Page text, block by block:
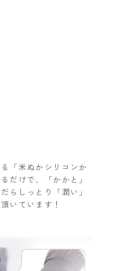
「米ぬかシリコンか
だけで、「かかと」
らしっとり「潤い」
いています！